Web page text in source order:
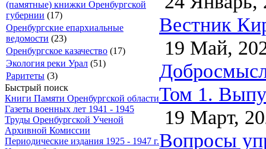
(памятные) книжки Оренбургской
губернии (17)
Оренбургские епархиальные
ведомости (23)
Оренбургское казачество (17)
Экология реки Урал (51)
Раритеты (3)
Быстрый поиск
Книги Памяти Оренбургской области
Газеты военных лет 1941 - 1945
Труды Оренбургской Ученой
Архивной Комиссии
Периодические издания 1925 - 1947 г.
Вестник
19 Май,
Том 1.
19 Март,
Вопросы